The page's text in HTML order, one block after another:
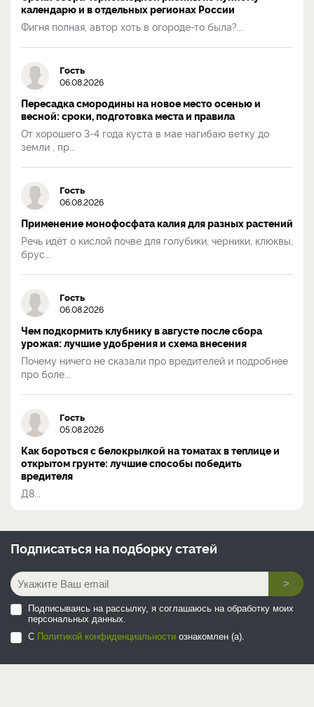
календарю и в отдельных регионах России
Фигня полная, автор хоть в огороде-то была?...
Гость
06.08.2026
Пересадка смородины на новое место осенью и
весной: сроки, подготовка места и правила
От хорошего 3-4 года куста в мае нагибаю ветку до
земли , пр...
Гость
06.08.2026
Применение монофосфата калия для разных растений
Речь идёт о кислой почве для голубики, черники, клюквы,
брус...
Гость
06.08.2026
Чем подкормить клубнику в августе после сбора
урожая: лучшие удобрения и схема внесения
Почему ничего не сказали про вредителей и подробнее
про боле...
Гость
05.08.2026
Как бороться с белокрылкой на томатах в теплице и
открытом грунте: лучшие способы победить
вредителя
Д8...
Подписаться на подборку статей
>
Подписываясь на рассылку, я соглашаюсь на обработку моих
персональных данных.
С Политикой конфиденциальности ознакомлен (а).